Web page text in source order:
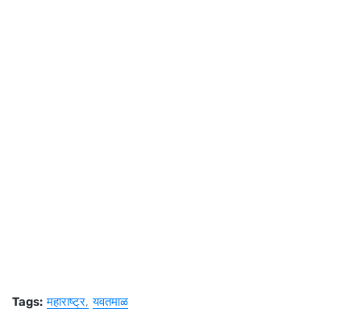
Tags: महाराष्ट्र यवतमाळ